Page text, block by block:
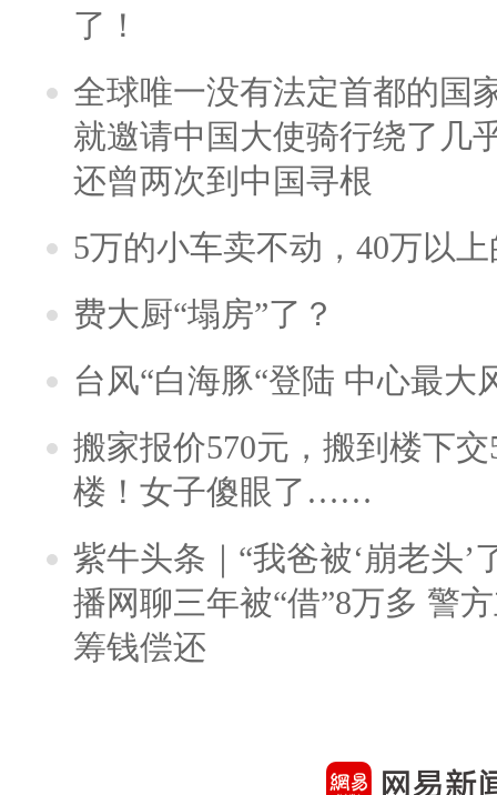
了！
全球唯一没有法定首都的国
就邀请中国大使骑行绕了几
还曾两次到中国寻根
5万的小车卖不动，40万以
费大厨“塌房”了？
台风“白海豚“登陆 中心最大
搬家报价570元，搬到楼下
楼！女子傻眼了……
紫牛头条｜“我爸被‘崩老头’
播网聊三年被“借”8万多 警
筹钱偿还